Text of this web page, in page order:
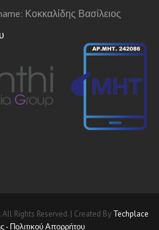
Κοκκαλίδης Βασίλειος
Rights Reserved. | Created By Techplace
- Πολιτικού Απορρήτου